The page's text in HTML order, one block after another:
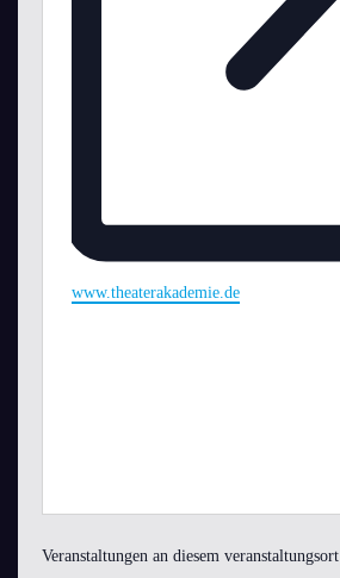
Webseite
www.theaterakademie.de
Veranstaltungen an diesem veranstaltungsort